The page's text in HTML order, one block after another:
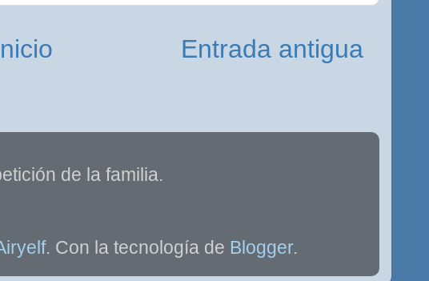
Entrada antigua
de la familia.
. Con la tecnología de Blogger.